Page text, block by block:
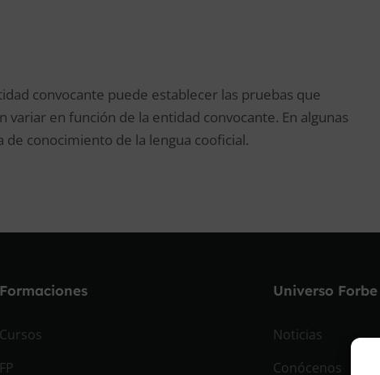
convocante puede establecer las pruebas que
en función de la entidad convocante. En algunas
conocimiento de la lengua cooficial.
Formaciones
Cursos
FP
Universo Forbe
Noticias
Conócenos